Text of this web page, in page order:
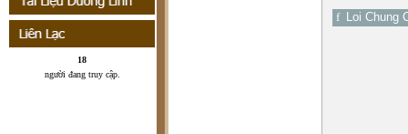
18
người đang truy cập.
f Loi Chung